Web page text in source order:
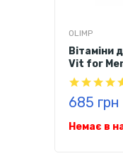
OLIMP
Вітаміни
Vit for
685 грн
Немає в